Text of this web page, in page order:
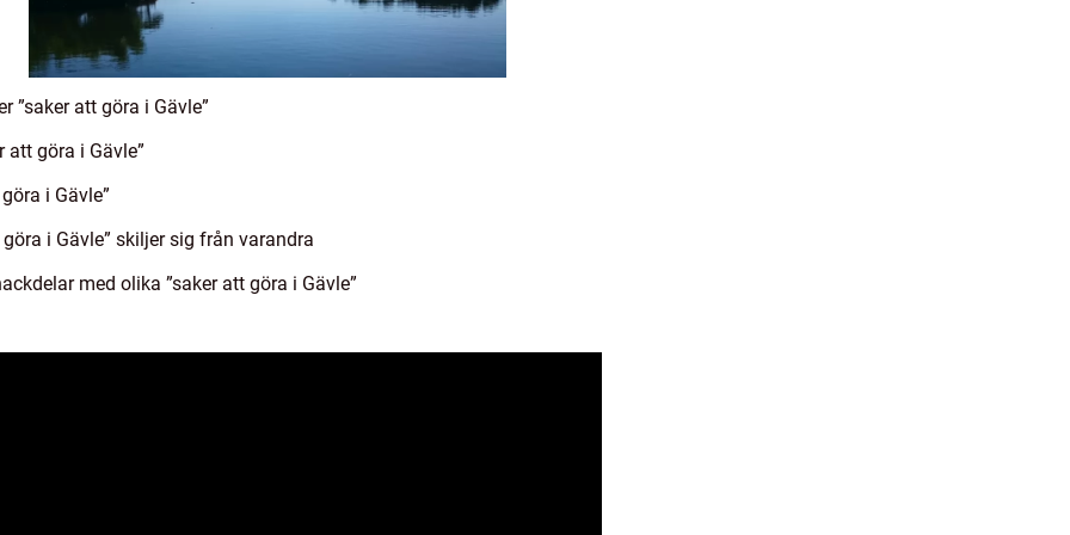
”saker att göra i Gävle”
att göra i Gävle”
i Gävle”
i Gävle” skiljer sig från varandra
med olika ”saker att göra i Gävle”